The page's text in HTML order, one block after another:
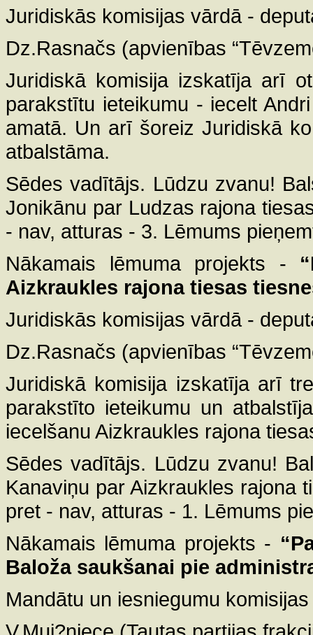
Juridiskās komisijas vārdā -
Dz.Rasnačs (apvienības
Juridiskā komisija izskatīja arī
parakstītu ieteikumu - iecelt
amatā. Un arī šoreiz Juridiskā
atbalstāma.
Sēdes vadītājs. Lūdzu zvanu!
Jonikānu par Ludzas rajona
- nav, atturas - 3. Lēmums
Nākamais lēmuma projekts -
Aizkraukles rajona tiesas
Juridiskās komisijas vārdā -
Dz.Rasnačs (apvienības
Juridiskā komisija izskatīja arī
parakstīto ieteikumu un
iecelšanu Aizkraukles rajona
Sēdes vadītājs. Lūdzu zvanu!
Kanaviņu par Aizkraukles rajona
pret - nav, atturas - 1. Lēmums
Nākamais lēmuma projekts -
Baloža saukšanai pie
Mandātu un iesniegumu